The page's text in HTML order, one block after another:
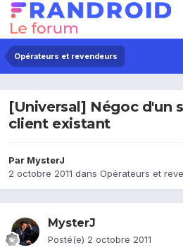
Opérateurs et revendeurs
[Universal] Négoc d'un
client existant
Par MysterJ
2 octobre 2011 dans Opérateurs et
MysterJ
Posté(e) 2 octobre 2011